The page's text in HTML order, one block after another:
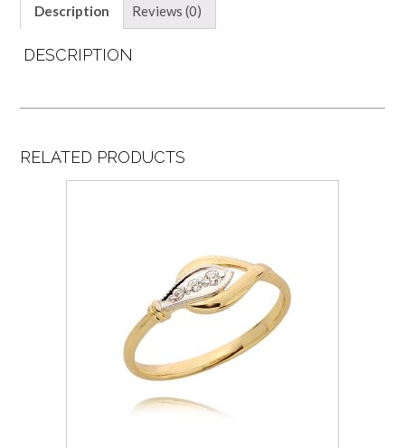
Description Reviews (0)
DESCRIPTION
RELATED PRODUCTS